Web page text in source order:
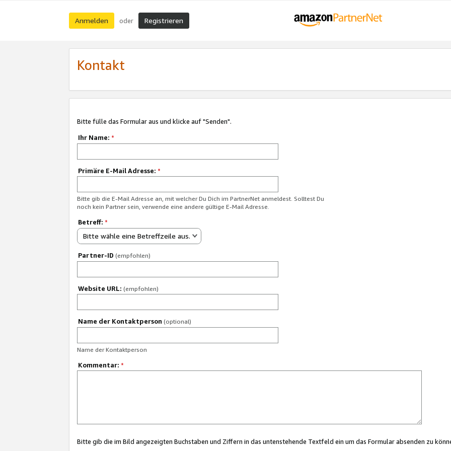
Anmelden oder Registrieren
Kontakt
Bitte fülle das Formular aus und klicke auf "Senden".
Ihr Name: *
Primäre E-Mail Adresse: *
Bitte gib die E-Mail Adresse an, mit welcher Du Dich im PartnerNet anmeldest. Solltest Du
noch kein Partner sein, verwende eine andere gültige E-Mail Adresse.
Betreff: *
Bitte wähle eine Betreffzeile aus.
Partner-ID (empfohlen)
Website URL: (empfohlen)
Name der Kontaktperson (optional)
Name der Kontaktperson
Kommentar: *
Bitte gib die im Bild angezeigten Buchstaben und Ziffern in das untenstehende Textfeld ein um das Formular absenden zu